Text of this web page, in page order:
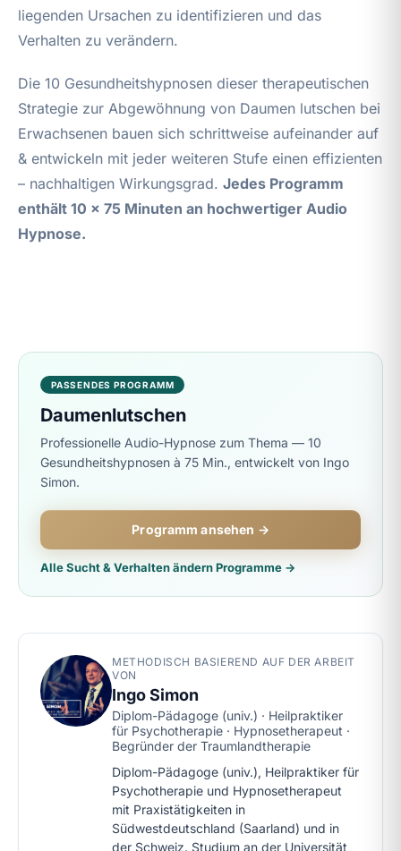
liegenden Ursachen zu identifizieren und das
Verhalten zu verändern.
Die 10 Gesundheitshypnosen dieser therapeutischen
Strategie zur Abgewöhnung von Daumen lutschen bei
Erwachsenen bauen sich schrittweise aufeinander auf
& entwickeln mit jeder weiteren Stufe einen effizienten
– nachhaltigen Wirkungsgrad. Jedes Programm
enthält 10 x 75 Minuten an hochwertiger Audio
Hypnose.
PASSENDES PROGRAMM
Daumenlutschen
Professionelle Audio-Hypnose zum Thema — 10
Gesundheitshypnosen à 75 Min., entwickelt von Ingo
Simon.
Programm ansehen →
Alle Sucht & Verhalten ändern Programme →
METHODISCH BASIEREND AUF DER ARBEIT
VON
Ingo Simon
Diplom-Pädagoge (univ.) · Heilpraktiker
für Psychotherapie · Hypnosetherapeut ·
Begründer der Traumlandtherapie
Diplom-Pädagoge (univ.), Heilpraktiker für
Psychotherapie und Hypnosetherapeut
mit Praxistätigkeiten in
Südwestdeutschland (Saarland) und in
der Schweiz. Studium an der Universität